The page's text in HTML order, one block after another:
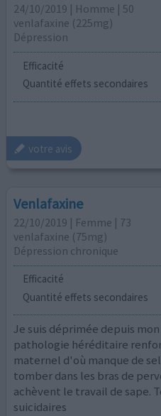
24/10/2019 | Homme | 50
venlafaxine (225mg)
Dépression
Efficacité
Quantité effets secondaires
votre avis
Venlafaxine
22/10/2019 | Femme | 73
venlafaxine (75mg)
Dépression chronique
Efficacité
Quantité effets secondaires
Je suis déprimée depuis
pathologie héréditaire
maternel d'où manque de
tomber dans les bras de
achèvent le travail de sape.
suicidaires